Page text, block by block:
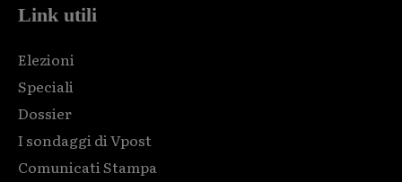
Link utili
Elezioni
Speciali
Dossier
I sondaggi di Vpost
Comunicati Stampa